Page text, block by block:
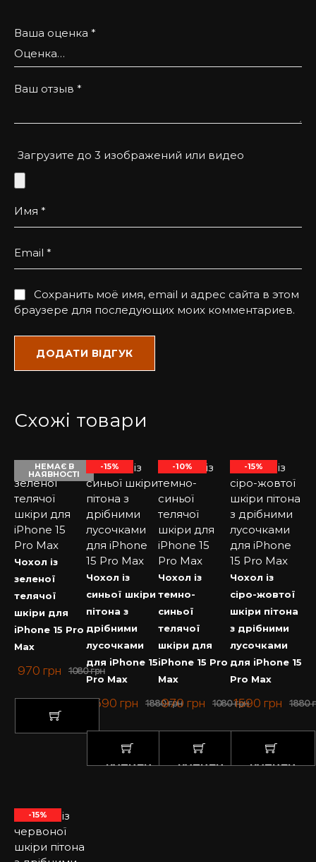
Ваша оценка *
Ваш отзыв *
Загрузите до 3 изображений или видео
Имя *
Email *
Сохранить моё имя, email и адрес сайта в этом
браузере для последующих моих комментариев.
Схожі товари
НЕМАЄ В
НАЯВНОСТІ
Чохол із
зеленої
телячої
шкіри для
iPhone 15 Pro
Max
1080грн
970 грн
-15%
Чохол із
синьої шкіри
пітона з
дрібними
лусочками
для iPhone 15
Pro Max
1880грн
1590 грн
КУПИТИ
-10%
Чохол із
темно-
синьої
телячої
шкіри для
iPhone 15 Pro
Max
1080грн
970 грн
КУПИТИ
-15%
Чохол із
сіро-жовтої
шкіри пітона
з дрібними
лусочками
для iPhone 15
Pro Max
1880
1590 грн
КУПИТИ
-15%